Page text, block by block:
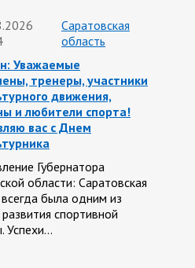
Саратовская
область
Уважаемые
тренеры, участники
движения,
и любители спорта!
вас с Днем
Губернатора
области: Саратовская
была одним из
спортивной
Успехи…